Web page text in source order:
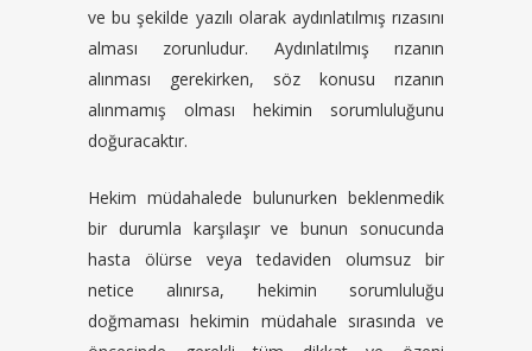
ve bu şekilde yazılı olarak aydınlatılmış rızasını
alması zorunludur. Aydınlatılmış rızanın
alınması gerekirken, söz konusu rızanın
alınmamış olması hekimin sorumluluğunu
doğuracaktır.
Hekim müdahalede bulunurken beklenmedik
bir durumla karşılaşır ve bunun sonucunda
hasta ölürse veya tedaviden olumsuz bir
netice alınırsa, hekimin sorumluluğu
doğmaması hekimin müdahale sırasında ve